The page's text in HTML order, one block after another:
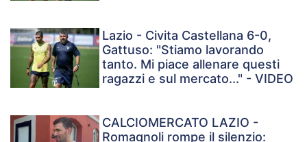
Lazio - Civita Castellana 6-0,
Gattuso: "Stiamo lavorando
tanto. Mi piace allenare questi
ragazzi e sul mercato..." - VIDEO
CALCIOMERCATO LAZIO -
Romagnoli rompe il silenzio: